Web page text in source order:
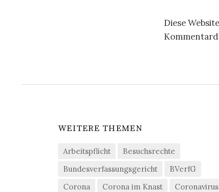
Diese
WEITERE THEMEN
Arbeitspflicht
Besuchsrechte
Bundesverfassungsgericht
BVerfG
Corona
Corona im Knast
Coronavirus